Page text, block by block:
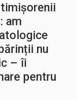
am
nu
– îi
pentru